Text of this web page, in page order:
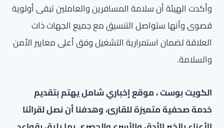
وأكدت الهيئة أن سلامة المسافرين والعاملين تبقى أولوية
قصوى وأنها ستواصل التنسيق مع جميع الجهات ذات
العلاقة لضمان استمرارية التشغيل وفق أعلى معايير الأمن
والسلامة.
الكويت بوست ، موقع إخباري شامل يهتم بتقديم
خدمة صحفية متميزة للقارئ، وهدفنا أن نصل لقرائنا